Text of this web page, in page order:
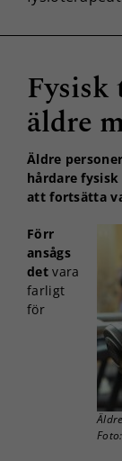
äldre
Äldre
hårdare
att fortsätta
Förr
ansågs
detvara
farligt
för